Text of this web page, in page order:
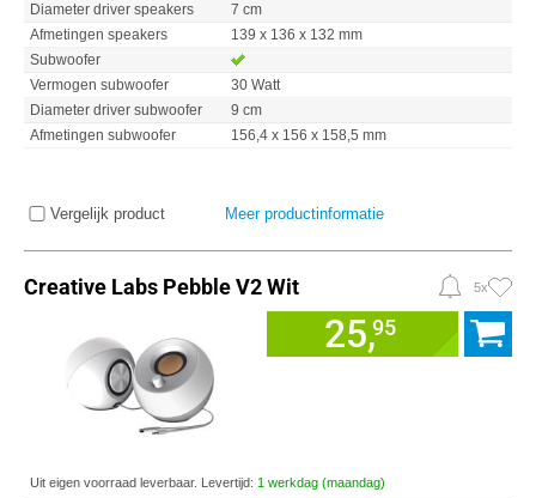
Diameter driver speakers
7 cm
Afmetingen speakers
139 x 136 x 132 mm
Subwoofer
Vermogen subwoofer
30 Watt
Diameter driver subwoofer
9 cm
Afmetingen subwoofer
156,4 x 156 x 158,5 mm
Vergelijk product Meer productinformatie
Creative Labs Pebble V2 Wit 5x
25,95
Uit eigen voorraad leverbaar. Levertijd: 1 werkdag (maandag)